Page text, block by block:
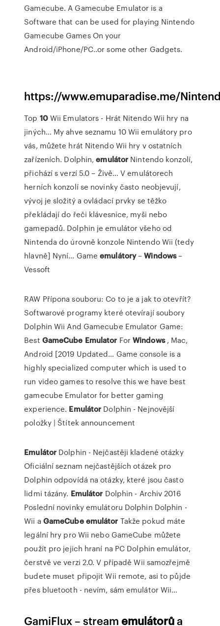
Gamecube. A Gamecube Emulator is a
Software that can be used for playing Nintendo
Gamecube Games On your
Android/iPhone/PC..or some other Gadgets.
https://www.emuparadise.me/
Top 10Wii Emulators - Hrát Nitendo Wii hry na
jiných… My ahve seznamu 10 Wii emulátory pro
vás, můžete hrát Nitendo Wii hry v ostatních
zařízeních. Dolphin,emulátor Nintendo konzolí,
přichází s verzí 5.0 – Živě… V emulátorech
herních konzolí se novinky často neobjevují,
vývoj je složitý a ovládací prvky se těžko
překládají do řeči klávesnice, myši nebo
gamepadů. Dolphin je emulátor všeho od
Nintenda do úrovně konzole Nintendo Wii (tedy
hlavně] Nyní… Gameemulátory–Windows–
Vessoft
RAW Přípona souboru: Co to je a jak to otevřít?
Softwarové programy které otevírají soubory
Dolphin Wii And Gamecube Emulator Game:
Best GameCube Emulator ForWindows, Mac,
Android [2019 Updated… Game console is a
highly specialized computer which is used to
run video games to resolve this we have best
gamecube Emulator for better gaming
experience. Emulátor Dolphin - Nejnovější
položky | Štítek announcement
Emulátor Dolphin - Nejčastěji kladené otázky
Oficiální seznam nejčastějších otázek pro
Dolphin odpovídá na otázky, které jsou často
lidmi tázány. Emulátor Dolphin - Archiv 2016
Poslední novinky emulátoru Dolphin Dolphin -
Wii a GameCube emulátor Takže pokud máte
legální hry pro Wii nebo GameCube můžete
použít pro jejich hraní na PC Dolphin emulátor,
čerstvě ve verzi 2.0. V případě Wii samozřejmě
budete muset připojit Wii remote, asi to půjde
přes bluetooth - nevím, sám emulátor Wii…
GamiFlux – streamemulátorůa